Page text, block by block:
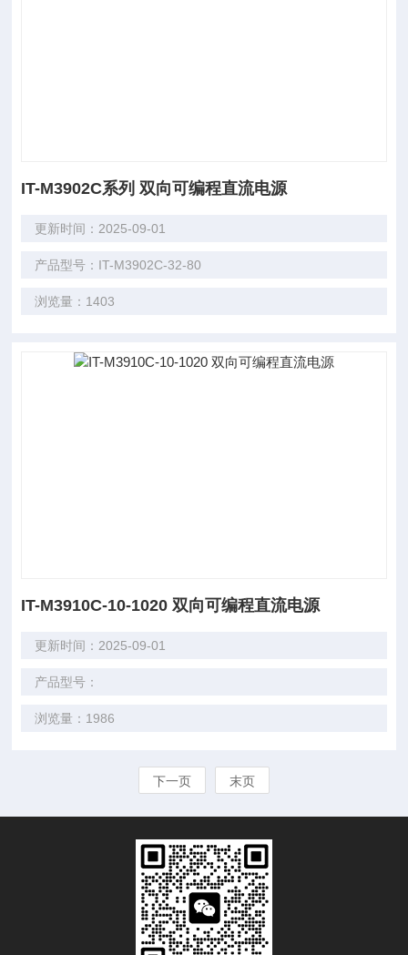
IT-M3902C系列 双向可编程直流电源
更新时间：2025-09-01
产品型号：IT-M3902C-32-80
浏览量：1403
IT-M3910C-10-1020 双向可编程直流电源
更新时间：2025-09-01
产品型号：
浏览量：1986
下一页 末页